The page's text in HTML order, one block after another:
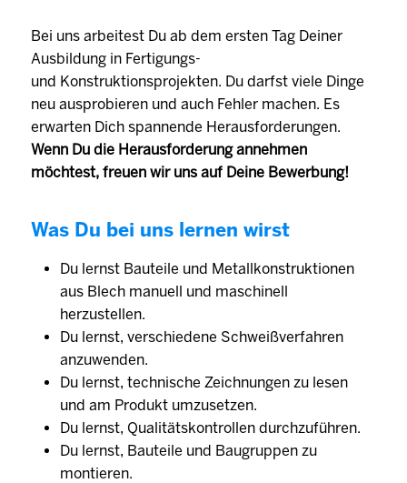
Bei uns arbeitest Du ab dem ersten Tag Deiner
Ausbildung in Fertigungs-
und Konstruktionsprojekten. Du darfst viele Dinge
neu ausprobieren und auch Fehler machen. Es
erwarten Dich spannende Herausforderungen.
Wenn Du die Herausforderung annehmen
möchtest, freuen wir uns auf Deine Bewerbung!
Was Du bei uns lernen wirst
Du lernst Bauteile und Metallkonstruktionen
aus Blech manuell und maschinell
herzustellen.
Du lernst, verschiedene Schweißverfahren
anzuwenden.
Du lernst, technische Zeichnungen zu lesen
und am Produkt umzusetzen.
Du lernst, Qualitätskontrollen durchzuführen.
Du lernst, Bauteile und Baugruppen zu
montieren.